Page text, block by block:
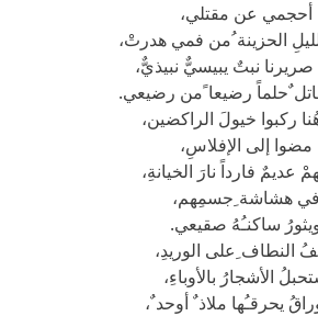
أحجمي عن مقتلي،
الحزينة ُمن فمي هدرتْ،
نبتٌ يبيسيٌّ نبيذيٌّ،
ٌحلماً رضيعا ًمن رضيعي.
ركبوا خيولَ الراكضين،
مضوا إلى الإفلاسِ،
عديمٌ فارداً نارَ الخيانةِ،
في هشاشة ِجسمِهم،
ساكنـُهُ صقيعي.
النطاف ِعلى الوريدِ،
الأشجارُ بالأوباءِ،
يحرقـُها ملاذ ٌ أوحد ٌ،